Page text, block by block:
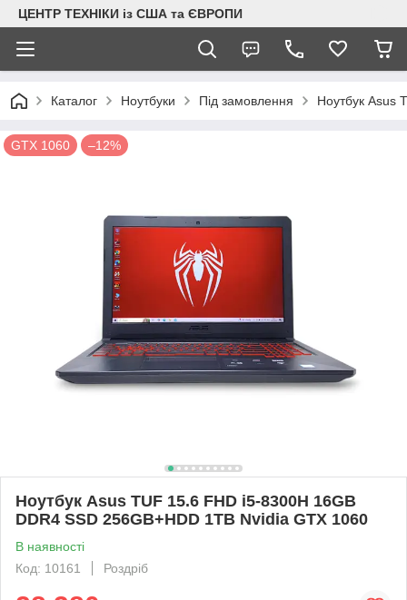
ЦЕНТР ТЕХНІКИ із США та ЄВРОПИ
Каталог Ноутбуки Під замовлення Ноутбук Asus
GTX 1060 –12%
Ноутбук Asus TUF 15.6 FHD i5-8300H 16GB
DDR4 SSD 256GB+HDD 1TB Nvidia GTX 1060
В наявності
Код: 10161
Роздріб